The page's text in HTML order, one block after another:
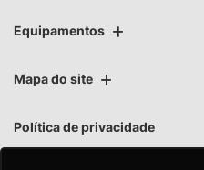
Equipamentos
Mapa do site
Política de privacidade